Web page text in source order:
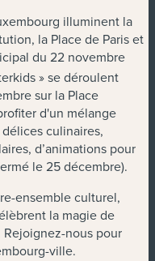
illuminent la
la Place de Paris et
du 22 novembre
» se déroulent
sur la Place
d'un mélange
culinaires,
d’animations pour
le 25 décembre).
ensemble culturel,
la magie de
nous pour
ville.